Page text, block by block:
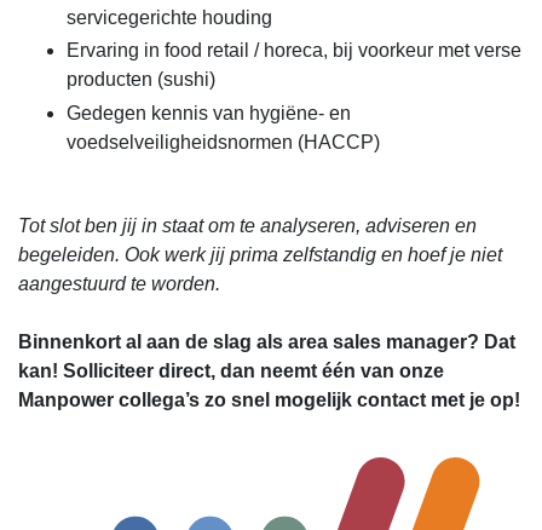
servicegerichte houding
Ervaring in food retail / horeca, bij voorkeur met verse
producten (sushi)
Gedegen kennis van hygiëne- en
voedselveiligheidsnormen (HACCP)
Tot slot ben jij in staat om te analyseren, adviseren en
begeleiden. Ook werk jij prima zelfstandig en hoef je niet
aangestuurd te worden.
Binnenkort al aan de slag als area sales manager? Dat
kan! Solliciteer direct, dan neemt één van onze
Manpower collega’s zo snel mogelijk contact met je op!